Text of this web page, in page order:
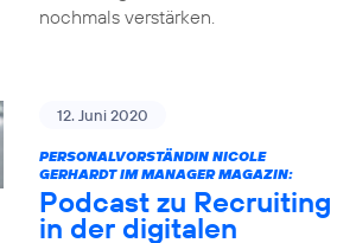
nochmals verstärken.
12. Juni 2020
PERSONALVORSTÄNDIN NICOLE
GERHARDT IM MANAGER MAGAZIN:
Podcast zu Recruiting
in der digitalen